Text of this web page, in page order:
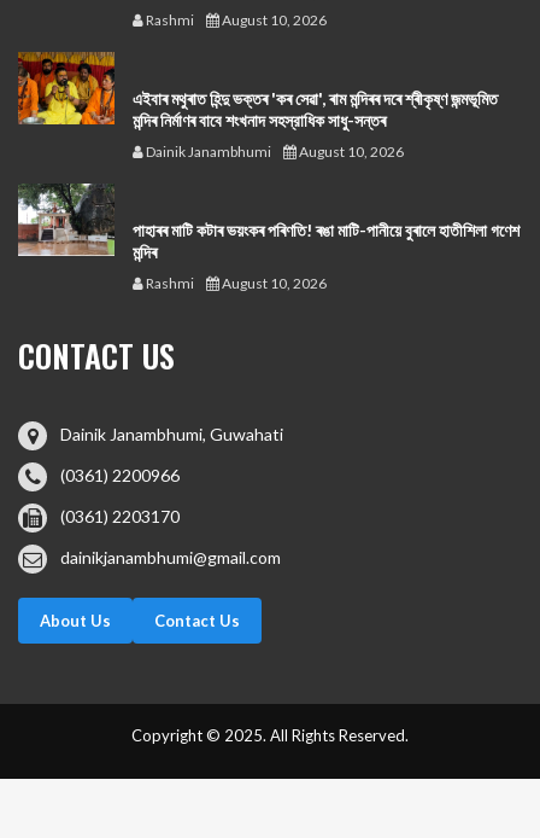
Rashmi August 10, 2026
এইবাৰ মথুৰাত হিন্দু ভক্তৰ 'কৰ সেৱা', ৰাম মন্দিৰৰ দৰে শ্ৰীকৃষ্ণ জন্মভূমিত
মন্দিৰ নিৰ্মাণৰ বাবে শংখনাদ সহস্রাধিক সাধু-সন্তৰ
Dainik Janambhumi August 10, 2026
পাহাৰৰ মাটি কটাৰ ভয়ংকৰ পৰিণতি! ৰঙা মাটি-পানীয়ে বুৰালে হাতীশিলা গণেশ
মন্দিৰ
Rashmi August 10, 2026
CONTACT US
Dainik Janambhumi, Guwahati
(0361) 2200966
(0361) 2203170
dainikjanambhumi@gmail.com
About Us Contact Us
Copyright © 2025. All Rights Reserved.